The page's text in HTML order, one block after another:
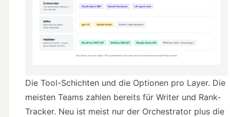
Die Tool-Schichten und die Optionen pro Layer. Die
meisten Teams zahlen bereits für Writer und Rank-
Tracker. Neu ist meist nur der Orchestrator plus die